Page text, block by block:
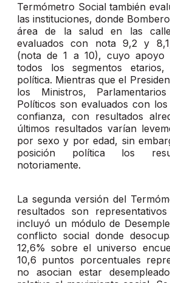
Termómetro Social también
las instituciones, donde
área de la salud en las
evaluados con nota 9,2 y
(nota de 1 a 10), cuyo apoyo
todos los segmentos
política. Mientras que el
los Ministros,
Políticos son evaluados con
confianza, con resultados
últimos resultados varían
por sexo y por edad, sin
posición política los
notoriamente.
La segunda versión del
resultados son
incluyó un módulo de
conflicto social donde
12,6% sobre el universo
10,6 puntos porcentuales
no asocian estar